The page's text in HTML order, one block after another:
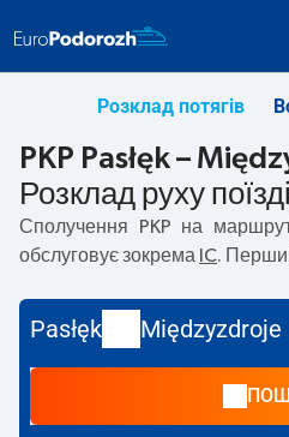
Розклад потягів
PKP Pasłęk –
Розклад руху
Сполучення PKP на
обслуговує зокрема IC .
курсують також інші потяги:
квитка і зазвичай довший час подорожі.
маршрут на станції
Pasłęk Międzyzdroje